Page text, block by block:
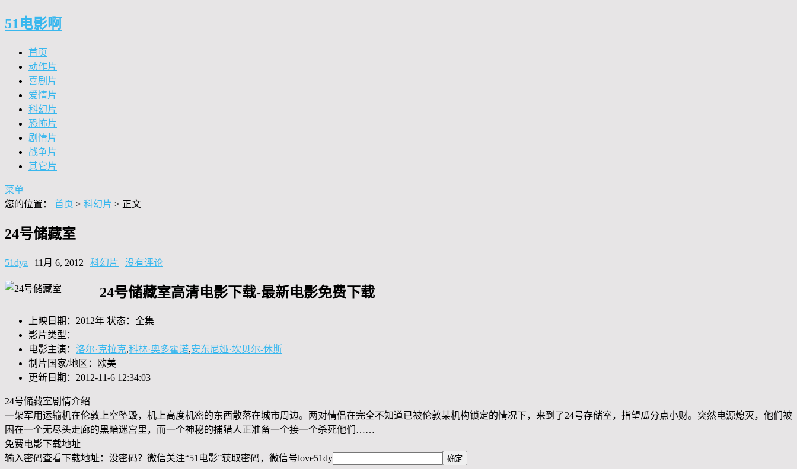
51电影啊
首页
动作片
喜剧片
爱情片
科幻片
恐怖片
剧情片
战争片
其它片
菜单
您的位置： 首页 > 科幻片 > 正文
24号储藏室
51dya | 11月 6, 2012 | 科幻片 | 没有评论
24号储藏室高清电影下载-最新电影免费下载
上映日期：2012年 状态：全集
影片类型：
电影主演： 洛尔·克拉克,科林·奥多霍诺,安东尼娅·坎贝尔-休斯
制片国家/地区：欧美
更新日期：2012-11-6 12:34:03
24号储藏室剧情介绍
一架军用运输机在伦敦上空坠毁，机上高度机密的东西散落在城市周边。两对情侣在完全不知道已被伦敦某机构锁定的情况下，来到了24号存储室，指望瓜分点小财。突然电源熄灭，他们被
困在一个无尽头走廊的黑暗迷宫里，而一个神秘的捕猎人正准备一个接一个杀死他们……
免费电影下载地址
输入密码查看下载地址：没密码？微信关注“51电影”获取密码，微信号love51dy